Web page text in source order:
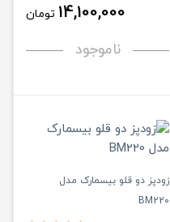
14,100,000 تومان
ناموجود
زودپز دو قلو بیسمارک مدل
BM220